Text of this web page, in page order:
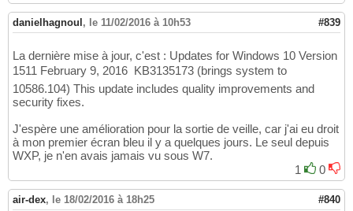
danielhagnoul , le 11/02/2016 à 10h53 #839
La dernière mise à jour, c'est : Updates for Windows 10 Version
1511 February 9, 2016  KB3135173 (brings system to
10586.104) This update includes quality improvements and
security fixes.
J'espère une amélioration pour la sortie de veille, car j'ai eu droit
à mon premier écran bleu il y a quelques jours. Le seul depuis
WXP, je n'en avais jamais vu sous W7.
1
0
air-dex, le 18/02/2016 à 18h25 #840